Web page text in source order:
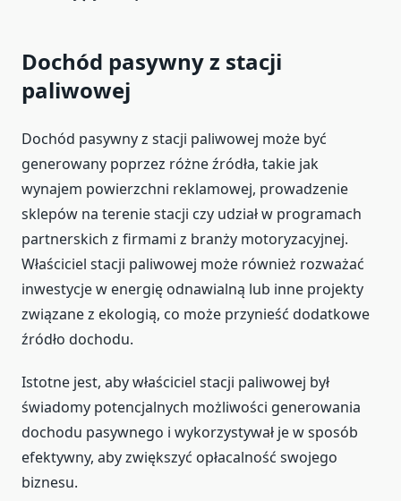
Dochód pasywny z stacji
paliwowej
Dochód pasywny z stacji paliwowej może być
generowany poprzez różne źródła, takie jak
wynajem powierzchni reklamowej, prowadzenie
sklepów na terenie stacji czy udział w programach
partnerskich z firmami z branży motoryzacyjnej.
Właściciel stacji paliwowej może również rozważać
inwestycje w energię odnawialną lub inne projekty
związane z ekologią, co może przynieść dodatkowe
źródło dochodu.
Istotne jest, aby właściciel stacji paliwowej był
świadomy potencjalnych możliwości generowania
dochodu pasywnego i wykorzystywał je w sposób
efektywny, aby zwiększyć opłacalność swojego
biznesu.